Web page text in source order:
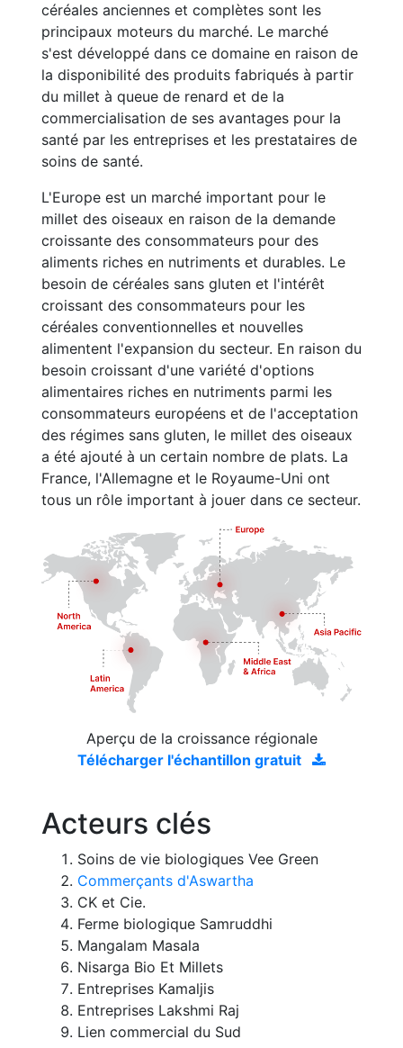
céréales anciennes et complètes sont les
principaux moteurs du marché. Le marché
s'est développé dans ce domaine en raison de
la disponibilité des produits fabriqués à partir
du millet à queue de renard et de la
commercialisation de ses avantages pour la
santé par les entreprises et les prestataires de
soins de santé.
L'Europe est un marché important pour le
millet des oiseaux en raison de la demande
croissante des consommateurs pour des
aliments riches en nutriments et durables. Le
besoin de céréales sans gluten et l'intérêt
croissant des consommateurs pour les
céréales conventionnelles et nouvelles
alimentent l'expansion du secteur. En raison du
besoin croissant d'une variété d'options
alimentaires riches en nutriments parmi les
consommateurs européens et de l'acceptation
des régimes sans gluten, le millet des oiseaux
a été ajouté à un certain nombre de plats. La
France, l'Allemagne et le Royaume-Uni ont
tous un rôle important à jouer dans ce secteur.
Aperçu de la croissance régionale
Télécharger l'échantillon gratuit
Acteurs clés
Soins de vie biologiques Vee Green
Commerçants d'Aswartha
CK et Cie.
Ferme biologique Samruddhi
Mangalam Masala
Nisarga Bio Et Millets
Entreprises Kamaljis
Entreprises Lakshmi Raj
Lien commercial du Sud